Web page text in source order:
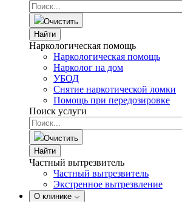
Очистить
Найти
Наркологическая помощь
Наркологическая помощь
Нарколог на дом
УБОД
Снятие наркотической ломки
Помощь при передозировке
Поиск услуги
Очистить
Найти
Частный вытрезвитель
Частный вытрезвитель
Экстренное вытрезвление
О клинике